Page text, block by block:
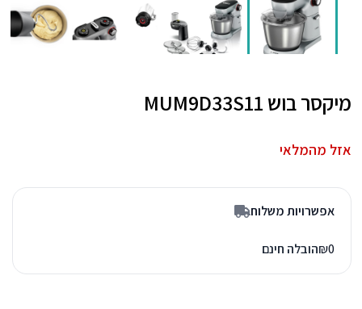
מיקסר בוש MUM9D33S11
אזל מהמלאי
אפשרויות משלוח
₪0 הובלה חינם